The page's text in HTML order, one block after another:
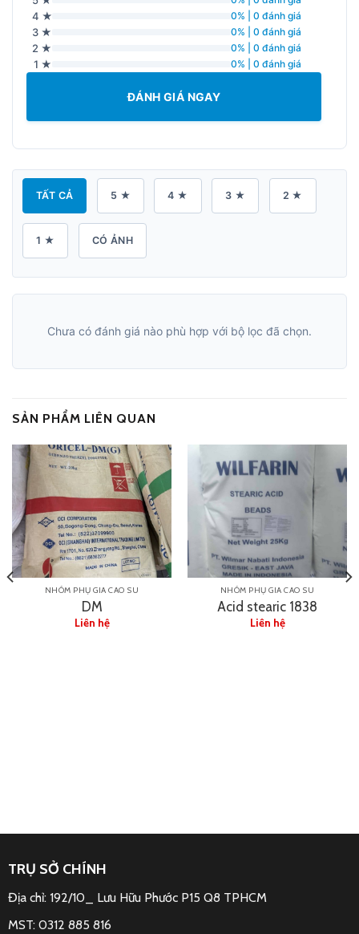
4 ★ 0% | 0 đánh giá
3 ★ 0% | 0 đánh giá
2 ★ 0% | 0 đánh giá
1 ★ 0% | 0 đánh giá
ĐÁNH GIÁ NGAY
TẤT CẢ 5 ★ 4 ★ 3 ★ 2 ★
1 ★ CÓ ẢNH
Chưa có đánh giá nào phù hợp với bộ lọc đã chọn.
SẢN PHẨM LIÊN QUAN
NHÓM PHỤ GIA CAO SU
DM
Liên hệ
NHÓM PHỤ GIA CAO SU
Acid stearic 1838
Liên hệ
TRỤ SỞ CHÍNH
Địa chỉ: 192/10_ Lưu Hữu Phước P15 Q8 TPHCM
MST: 0312 885 816